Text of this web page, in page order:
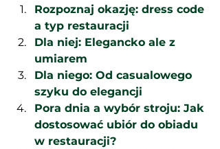
Rozpoznaj okazję: dress code
a typ restauracji
Dla niej: Elegancko ale z
umiarem
Dla niego: Od casualowego
szyku do elegancji
Pora dnia a wybór stroju: Jak
dostosować ubiór do obiadu
w restauracji?